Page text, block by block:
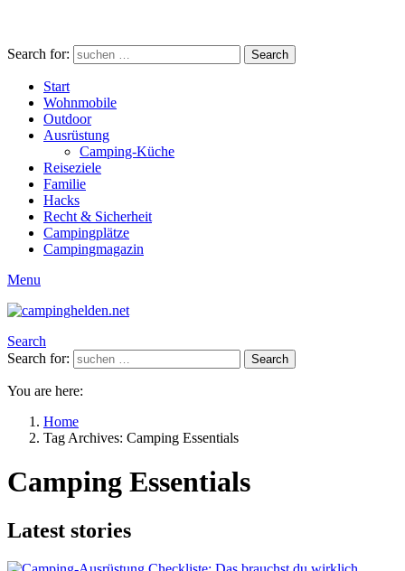
Search for: Search
Start
Wohnmobile
Outdoor
Ausrüstung
Camping-Küche
Reiseziele
Familie
Hacks
Recht & Sicherheit
Campingplätze
Campingmagazin
Menu
Search
Search for:
Search
You are here:
Home
Tag Archives: Camping Essentials
Camping Essentials
Latest stories